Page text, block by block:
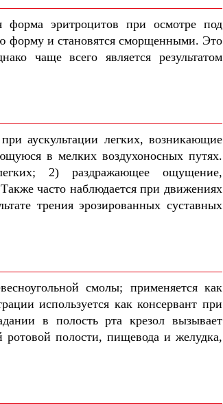
форма эритроцитов при осмотре под
форму и становятся сморщенными. Это
чаще всего является результатом
аускультации легких, возникающие
в мелких воздухоносных путях.
2) раздражающее ощущение,
часто наблюдается при движениях
трения эрозированных суставных
смолы; применяется как
используется как консервант при
в полость рта крезол вызывает
ротовой полости, пищевода и желудка,